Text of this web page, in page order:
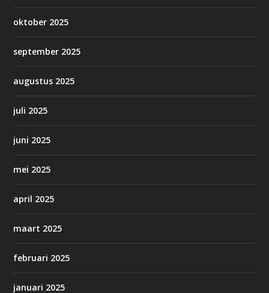
oktober 2025
september 2025
augustus 2025
juli 2025
juni 2025
mei 2025
april 2025
maart 2025
februari 2025
januari 2025